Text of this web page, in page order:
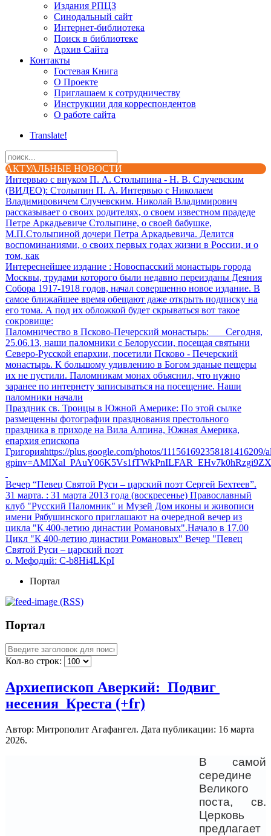
Издания РПЦЗ
Синодальный сайт
Интернет-библиотека
Поиск в библиотеке
Архив Сайта
Контакты
Гостевая Книга
О Проекте
Приглашаем к сотрудничеству
Инструкции для корреспондентов
О работе сайта
Translate!
АКТУАЛЬНЫЕ НОВОСТИ
Интервью с внуком П. А. Столыпина - Н. В. Случевским
(ВИДЕО): Столыпин П. А. Интервью с Николаем
Владимировичем Случевским. Николай Владимирович
рассказывает о своих родителях, о своем известном прадеде
Петре Аркадьевиче Столыпине, о своей бабушке,
М.П.Столыпиной дочери Петра Аркадьевича. Делится
воспоминаниями, о своих первых годах жизни в России, и о
том, как
Интереснейшее издание : Новоспасский монастырь города
Москвы, трудами которого были недавно переизданы Деяния
Собора 1917-1918 годов, начал совершенно новое издание. В
самое ближайшее время обещают даже открыть подписку на
его тома. А под их обложкой будет скрываться вот такое
сокровище:
Паломничество в Псково-Печерский монастырь: Сегодня,
25.06.13, наши паломники с Белоруссии, посещая святыни
Северо-Русской епархии, посетили Псково - Печерский
монастырь. К большому удивлению в Богом зданые пещеры
их не пустили. Паломникам монах объяснил, что нужно
заранее по интернету записываться на посещение. Наши
паломники начали
Праздник св. Троицы в Южной Америке: По этой сылке
размещенны фотографии празднования престольного
праздника в приходе на Вила Алпина, Южная Америка,
епархия епископа
Григорияhttps://plus.google.com/photos/111561692358181416209/
Вечер “Певец Святой Руси – царский поэт Сергей Бехтеев”.
31 марта. : 31 марта 2013 года (воскресенье) Православный
клуб "Русский Паломник" и Музей Дом иконы и живописи
имени Рябушинского приглашают на очередной вечер из
цикла "К 400-летию династии Романовых".Начало в 17.00
Цикл "К 400-летию династии Романовых" Вечер "Певец
Святой Руси – царский поэт
о. Мефодий: C-b8Hi4LKpI
Портал
(RSS)
Портал
Кол-во строк:
Архиепископ Аверкий: Подвиг
несения Креста (+fr)
Автор: Митрополит Агафангел. Дата публикации: 16 марта
2026.
В самой
середине
Великого
поста, св.
Церковь
предлагает